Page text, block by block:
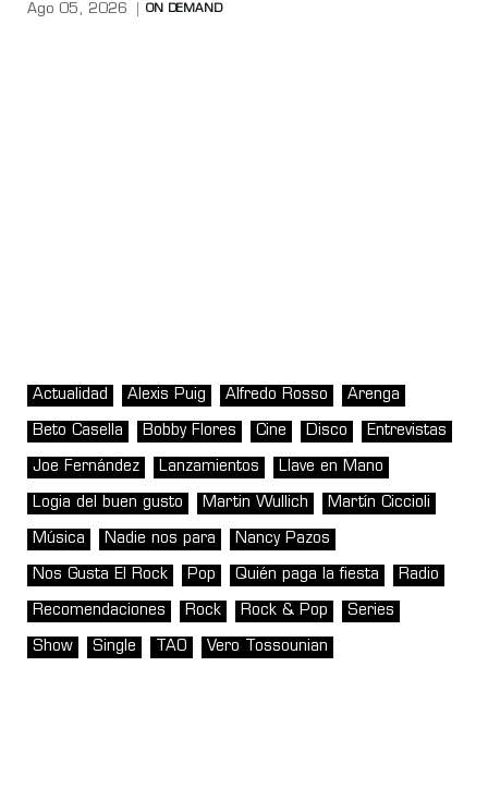
Ago 05, 2026 ON DEMAND
Actualidad Alexis Puig Alfredo Rosso Arenga
Beto Casella Bobby Flores Cine Disco Entrevistas
Joe Fernández Lanzamientos Llave en Mano
Logia del buen gusto Martin Wullich Martín Ciccioli
Música Nadie nos para Nancy Pazos
Nos Gusta El Rock Pop Quién paga la fiesta Radio
Recomendaciones Rock Rock & Pop Series
Show Single TAO Vero Tossounian